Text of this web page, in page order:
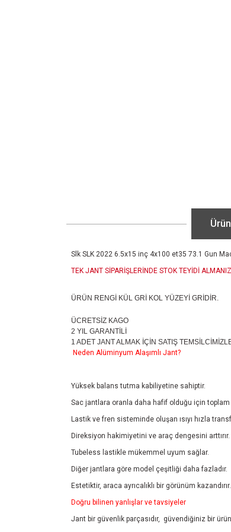
Slk SLK 2022 6.5x15 inç 4x100 et35 73.1 Gun
TEK JANT SİPARİŞLERİNDE STOK TEYİDİ
ÜRÜN RENGİ KÜL GRİ KOL YÜZEYİ GRİDİR.
ÜCRETSİZ KAGO
2 YIL GARANTİLİ
1 ADET JANT ALMAK İÇİN SATIŞ
Neden Alüminyum Alaşımlı Jant?
Yüksek balans tutma kabiliyetine sahiptir.
Sac jantlara oranla daha hafif olduğu için toplam
Lastik ve fren sisteminde oluşan ısıyı hızla
Direksiyon hakimiyetini ve araç dengesini arttırır.
Tubeless lastikle mükemmel uyum sağlar.
Diğer jantlara göre model çeşitliği daha fazladır.
Estetiktir, araca ayrıcalıklı bir görünüm kazandırır.
Doğru bilinen yanlışlar ve tavsiyeler
Jant bir güvenlik parçasıdır, güvendiğiniz bir